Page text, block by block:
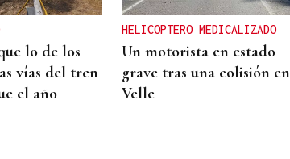
lo de los
vías del tren
el año
HELICOPTERO MEDICALIZADO
Un motorista en estado
grave tras una colisión en
Velle